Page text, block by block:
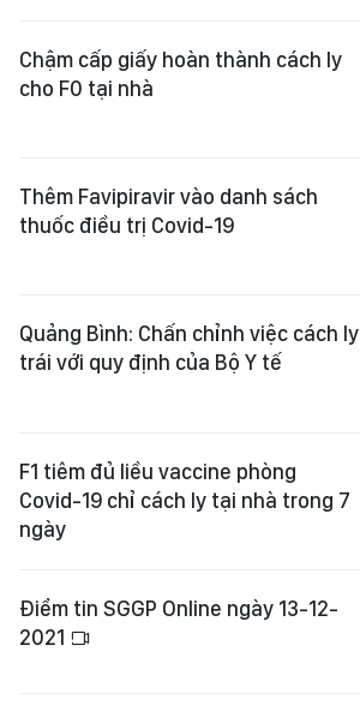
Chậm cấp giấy hoàn thành cách ly
cho F0 tại nhà
Thêm Favipiravir vào danh sách
thuốc điều trị Covid-19
Quảng Bình: Chấn chỉnh việc cách ly
trái với quy định của Bộ Y tế
F1 tiêm đủ liều vaccine phòng
Covid-19 chỉ cách ly tại nhà trong 7
ngày
Điểm tin SGGP Online ngày 13-12-
2021